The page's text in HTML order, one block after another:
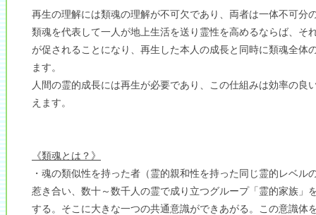
再生の理解には類魂の理解が不可欠であり、両者は一体不可分
類魂を代表して一人が地上生活を送り霊性を高めるならば、そ
が促されることになり、再生した本人の成長と同時に類魂全体
ます。
人間の霊的成長には再生が必要であり、この仕組みは効率の良
えます。
《類魂とは？》
・魂の類似性を持った者（霊的親和性を持った同じ霊的レベル
惹き合い、数十～数千人の霊で成り立つグループ「霊的家族」
する。そこに大きな一つの共通意識ができあがる。この意識体